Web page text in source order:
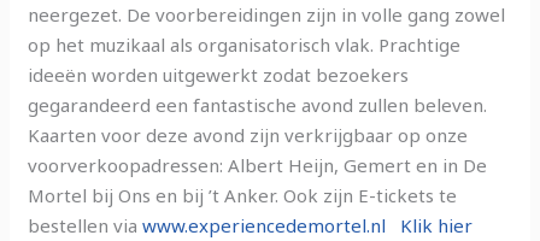
neergezet. De voorbereidingen zijn in volle gang zowel
op het muzikaal als organisatorisch vlak. Prachtige
ideeën worden uitgewerkt zodat bezoekers
gegarandeerd een fantastische avond zullen beleven.
Kaarten voor deze avond zijn verkrijgbaar op onze
voorverkoopadressen: Albert Heijn, Gemert en in De
Mortel bij Ons en bij ’t Anker. Ook zijn E-tickets te
bestellen viawww.experiencedemortel.nl Klik hier